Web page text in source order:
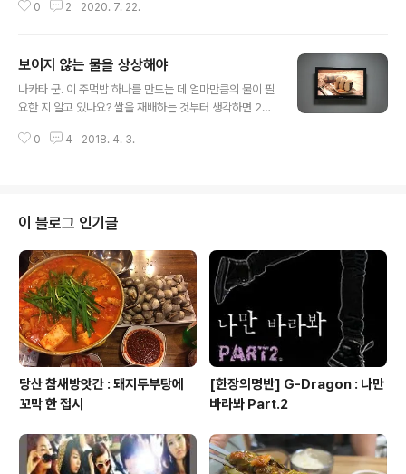
기 : 그치만... 미스즈 : 또 그런다. 나기 : 고속도로라니 말도
수 있는 곳도 있고, 자동차로만 갈 수 있는 곳이 있어요. 못
보고 있는 경치가 있다구요. 상상해 보세요. 선택지가 늘어
나면 가슴이 벅차오르지 않나요? * 나기의 휴식 6화 중 사
https://www.tbs.co.jp/NAGI_NO_OITOMA/galler
0 2 2020. 7. 22.
보이지 않는 물을 상상해야
나카타 군. 이 주먹밥 하나를 만드는 데 얼마만큼의 물이 필
요한 지 알고 있나요? 쌀을 재배하는 것부터 생각하면 27
ter)라고 부른다고 해요. 최근 인터넷을 통해 알게 되었어
상은 넓답니다. - 일드 '중쇄를 찍자' 10화 중 올레티비 무
료 해외 드라마에 중쇄를 찍자(重版出来)가 있어서이게
웬떡!!! 사라지기 전에 얼른 정주행을 했다.아, 너무 재미있
게 잘 봤다. 당분간은 다른 드라마로 갈아타기 싫을 만큼.
요즘 잘 나가는 쿠로키 하루(黒木華)의 메인 주연 드라마
를 처음 보..
0 4 2018. 4. 3.
이 블로그 인기글
당산 참새방앗간 : 돼지두부탕에
꼬막 한 접시
[한장의명반] G-Dragon : 나만
바라봐 Part.2